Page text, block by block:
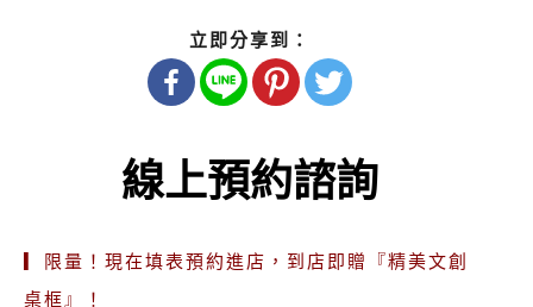
立即分享到：
線上預約諮詢
▎限量！現在填表預約進店，到店即贈『精美文創
桌框』！